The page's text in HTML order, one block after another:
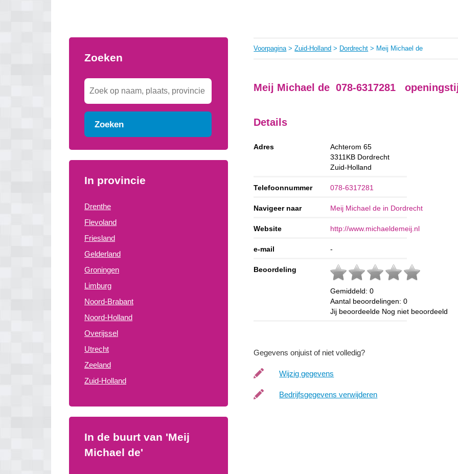
Zoeken
Zoeken
In provincie
Drenthe
Flevoland
Friesland
Gelderland
Groningen
Limburg
Noord-Brabant
Noord-Holland
Overijssel
Utrecht
Zeeland
Zuid-Holland
In de buurt van 'Meij
Michael de'
Voorpagina>Zuid-Holland > Dordrecht > Meij Michael de
Meij Michael de 078-6317281
Details
Adres
Achterom 65
3311KB Dordrecht
Zuid-Holland
Telefoonnummer 078-6317281
Navigeer naar Meij Michael de in Dordrecht
Website http://www.michaeldemeij.nl
e-mail -
Beoordeling
Gemiddeld:0
Aantal beoordelingen:0
Jij beoordeelde Nog niet beoordeeld
Gegevens onjuist of niet volledig?
Wijzig gegevens
Bedrijfsgegevens verwijderen